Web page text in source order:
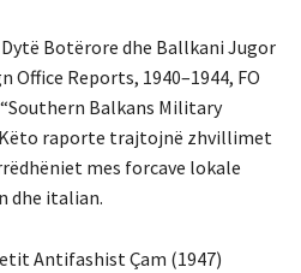
Botërore dhe Ballkani Jugor
Office Reports, 1940–1944, FO
Balkans Military
Këto raporte trajtojnë zhvillimet
mes forcave lokale
dhe italian.
Antifashist Çam (1947)